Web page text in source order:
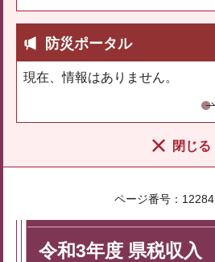
防災ポータル
現在、情報はありません。
閉じる
ページ番号：12284
令和3年度 県税収入